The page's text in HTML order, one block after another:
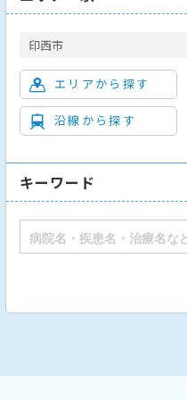
印西市
エリアから探す
沿線から探す
キーワード